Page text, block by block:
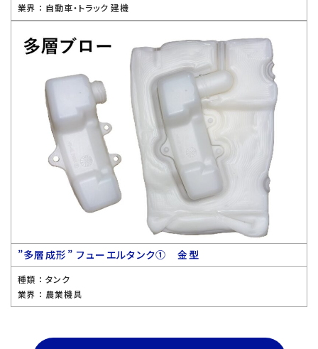
業界 ： 自動車・トラック 建機
”多層成形” フューエルタンク① 金型
種類 ： タンク
業界 ： 農業機具